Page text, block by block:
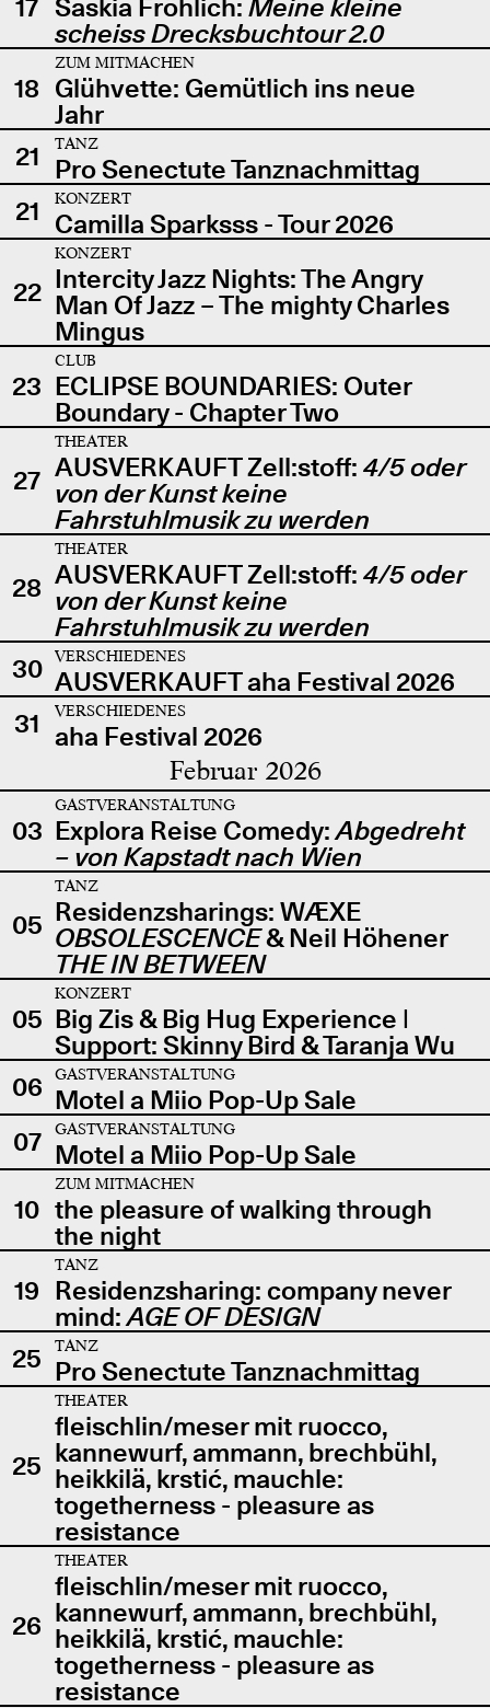
17 Saskia Fröhlich: Meine kleine
scheiss Drecksbuchtour 2.0
18
ZUM MITMACHEN
Glühvette: Gemütlich ins neue
Jahr
21
TANZ
Pro Senectute Tanznachmittag
21
KONZERT
Camilla Sparksss - Tour 2026
22
KONZERT
Intercity Jazz Nights: The Angry
Man Of Jazz – The mighty Charles
Mingus
23
CLUB
ECLIPSE BOUNDARIES: Outer
Boundary - Chapter Two
27
THEATER
AUSVERKAUFT Zell:stoff: 4/5 oder
von der Kunst keine
Fahrstuhlmusik zu werden
28
THEATER
AUSVERKAUFT Zell:stoff: 4/5 oder
von der Kunst keine
Fahrstuhlmusik zu werden
30
VERSCHIEDENES
AUSVERKAUFT aha Festival 2026
31
VERSCHIEDENES
aha Festival 2026
Februar 2026
03
GASTVERANSTALTUNG
Explora Reise Comedy:Abgedreht
– von Kapstadt nach Wien
05
TANZ
Residenzsharings: WÆXE
OBSOLESCENCE& Neil Höhener
THE IN BETWEEN
05
KONZERT
Big Zis & Big Hug Experience |
Support: Skinny Bird & Taranja Wu
06
GASTVERANSTALTUNG
Motel a Miio Pop-Up Sale
07
GASTVERANSTALTUNG
Motel a Miio Pop-Up Sale
10
ZUM MITMACHEN
the pleasure of walking through
the night
19
TANZ
Residenzsharing: company never
mind:AGE OF DESIGN
25
TANZ
Pro Senectute Tanznachmittag
25
THEATER
fleischlin/meser mit ruocco,
kannewurf, ammann, brechbühl,
heikkilä, krstić, mauchle:
togetherness - pleasure as
resistance
26
THEATER
fleischlin/meser mit ruocco,
kannewurf, ammann, brechbühl,
heikkilä, krstić, mauchle:
togetherness - pleasure as
resistance